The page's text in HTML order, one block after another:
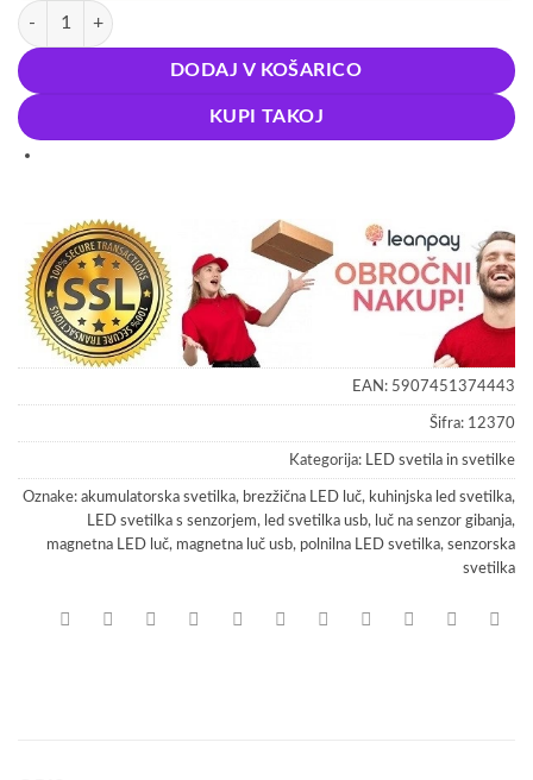
LED aku. svetilka s senzorjem gibanja magnetna 50cm USB količina
DODAJ V KOŠARICO
KUPI TAKOJ
EAN: 5907451374443
Šifra: 12370
Kategorija: LED svetila in svetilke
Oznake: akumulatorska svetilka, brezžična LED luč, kuhinjska led svetilka,
LED svetilka s senzorjem, led svetilka usb, luč na senzor gibanja,
magnetna LED luč, magnetna luč usb, polnilna LED svetilka, senzorska
svetilka